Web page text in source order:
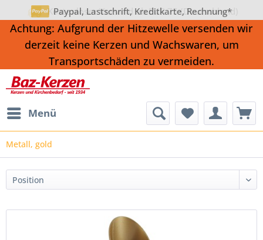
Paypal, Lastschrift, Kreditkarte, Rechnung*
Achtung: Aufgrund der Hitzewelle versenden wir
derzeit keine Kerzen und Wachswaren, um
Transportschäden zu vermeiden.
Menü
Metall, gold